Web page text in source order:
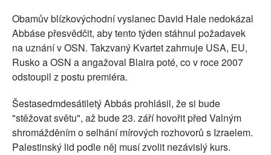
Obamův blízkovýchodní vyslanec David Hale nedokázal
Abbáse přesvědčit, aby tento týden stáhnul požadavek
na uznání v OSN. Takzvaný Kvartet zahrnuje USA, EU,
Rusko a OSN a angažoval Blaira poté, co v roce 2007
odstoupil z postu premiéra.
Šestasedmdesátiletý Abbás prohlásil, že si bude
"stěžovat světu", až bude 23. září hovořit před Valným
shromážděním o selhání mírových rozhovorů s Izraelem.
Palestinský lid podle něj musí zvolit nezávislý kurs.